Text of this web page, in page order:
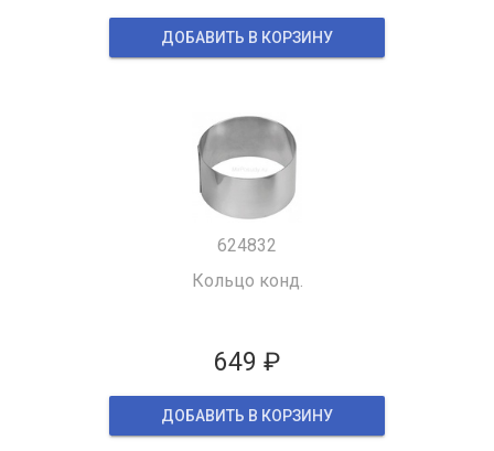
ДОБАВИТЬ В КОРЗИНУ
624832
Кольцо конд.
649 ₽
ДОБАВИТЬ В КОРЗИНУ